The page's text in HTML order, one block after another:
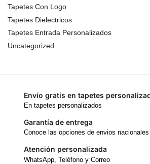
Tapetes Con Logo
Tapetes Dielectricos
Tapetes Entrada Personalizados
Uncategorized
Envío gratis en tapetes
En tapetes personalizados
Garantía de entrega
Conoce las opciones de envios nacionales
Atención personalizada
WhatsApp, Teléfono y Correo